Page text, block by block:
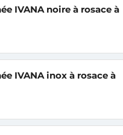
IVANA noire à rosace à
IVANA inox à rosace à